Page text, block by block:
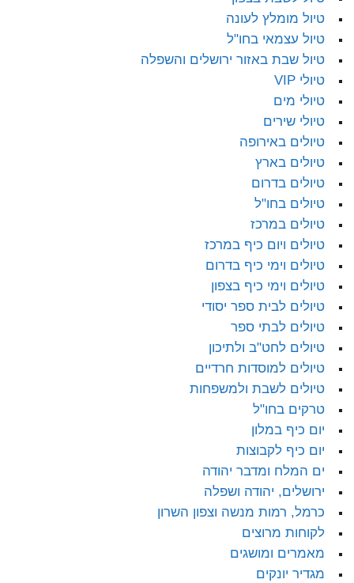
טיול מומלץ לעונה
טיול עצמאי בחו"ל
טיול שבת באזור ירושלים והשפלה
טיולי VIP
טיולי מים
טיולי שירים
טיולים באירופה
טיולים בארץ
טיולים בדרום
טיולים בחו"ל
טיולים במרכז
טיולים ויום כיף במרכז
טיולים וימי כיף בדרום
טיולים וימי כיף בצפון
טיולים לבית ספר יסודי
טיולים לבתי ספר
טיולים לחט"ב ולתיכון
טיולים למוסדות חרדיים
טיולים לשבת ולמשפחות
טרקים בחו"ל
יום כיף במלון
יום כיף לקבוצות
ים המלח ומדבר יהודה
ירושלים, יהודה ושפלה
כרמל, רמות מנשה וצפון השרון
לקוחות מרוצים
מאמרים ומושגים
מגדיר יונקים